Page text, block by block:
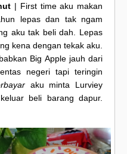
| First time aku makan
lepas dan tak ngam
aku tak beli dah. Lepas
kena dengan tekak aku.
Big Apple jauh dari
negeri tapi teringin
aku minta Lurviey
beli barang dapur.